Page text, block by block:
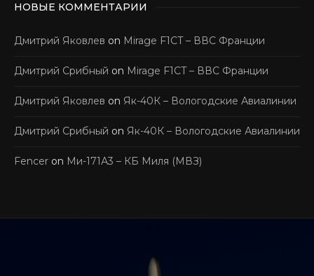
НОВЫЕ КОММЕНТАРИИ
Дмитрий Яковлев on Mirage F1CT – ВВС Франции
Дмитрий Срибный on Mirage F1CT – ВВС Франции
Дмитрий Яковлев on Як-40К – Вологодские Авиалинии
Дмитрий Срибный on Як-40К – Вологодские Авиалинии
Fencer on Ми-171А3 – КБ Миля (МВЗ)